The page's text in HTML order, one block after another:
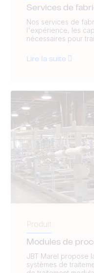
Services de
Nos services de
l'expérience, les
nécessaires pour
Lire la suite
Produit
Modules de
JBT Marel propose
systèmes de